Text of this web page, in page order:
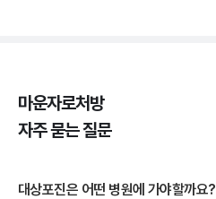
마운자로처방
자주 묻는 질문
대상포진은 어떤 병원에 가야할까요?